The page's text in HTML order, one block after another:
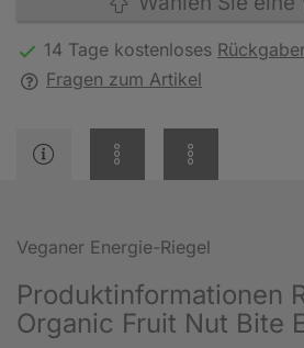
14 Tage kostenloses
Fragen zum Artikel
Veganer Energie-Riegel
Produktinformationen
Organic Fruit Nut Bite